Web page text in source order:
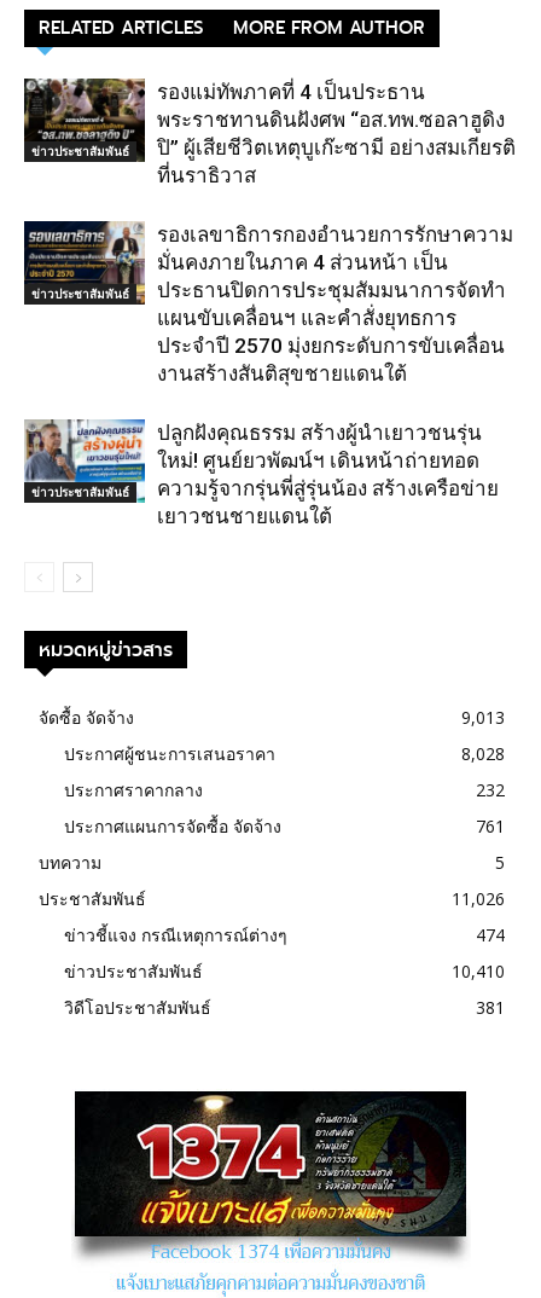
RELATED ARTICLES MORE FROM AUTHOR
ข่าวประชาสัมพันธ์
รองแม่ทัพภาคที่ 4 เป็นประธาน
พระราชทานดินฝังศพ “อส.ทพ.ซอลาฮูดิง
ปิ” ผู้เสียชีวิตเหตุบูเก๊ะซามี อย่างสมเกียรติ
ที่นราธิวาส
ข่าวประชาสัมพันธ์
รองเลขาธิการกองอำนวยการรักษาความ
มั่นคงภายในภาค 4 ส่วนหน้า เป็น
ประธานปิดการประชุมสัมมนาการจัดทำ
แผนขับเคลื่อนฯ และคำสั่งยุทธการ
ประจำปี 2570 มุ่งยกระดับการขับเคลื่อน
งานสร้างสันติสุขชายแดนใต้
ข่าวประชาสัมพันธ์
ปลูกฝังคุณธรรม สร้างผู้นำเยาวชนรุ่น
ใหม่! ศูนย์ยวพัฒน์ฯ เดินหน้าถ่ายทอด
ความรู้จากรุ่นพี่สู่รุ่นน้อง สร้างเครือข่าย
เยาวชนชายแดนใต้
หมวดหมู่ข่าวสาร
จัดซื้อ จัดจ้าง
9,013
ประกาศผู้ชนะการเสนอราคา
8,028
ประกาศราคากลาง
232
ประกาศแผนการจัดซื้อ จัดจ้าง
761
บทความ
5
ประชาสัมพันธ์
11,026
ข่าวชี้แจง กรณีเหตุการณ์ต่างๆ
474
ข่าวประชาสัมพันธ์
10,410
วิดีโอประชาสัมพันธ์
381